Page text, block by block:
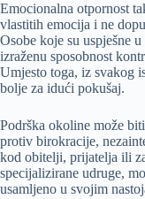
Emocionalna otpornost
vlastitih emocija i ne
Osobe koje su uspješne
izraženu sposobnost
Umjesto toga, iz svakog
bolje za idući pokušaj.
Podrška okoline može
protiv birokracije,
kod obitelji, prijatelja ili
specijalizirane udruge,
usamljeno u svojim